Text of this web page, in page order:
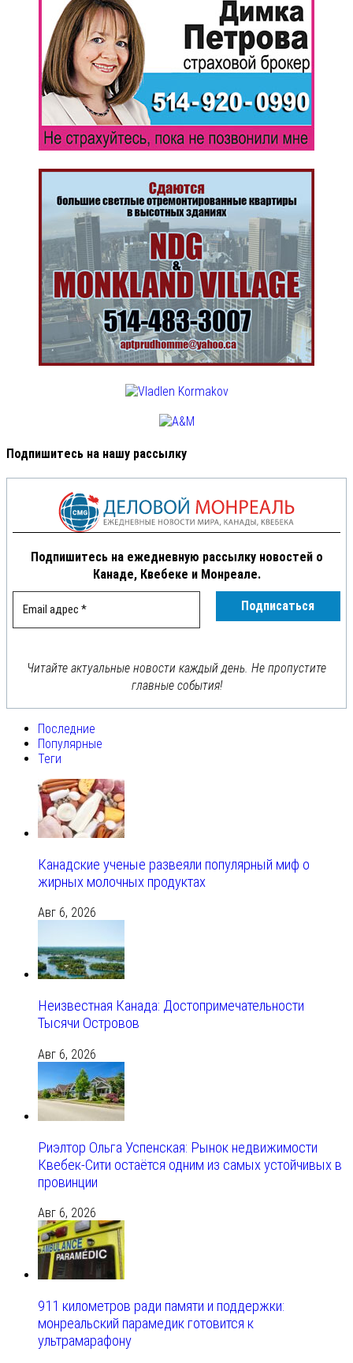
Подпишитесь на нашу рассылку
Подпишитесь на ежедневную рассылку новостей о
Канаде, Квебеке и Монреале.
Читайте актуальные новости каждый день. Не пропустите
главные события!
Последние
Популярные
Теги
Канадские ученые развеяли популярный миф о
жирных молочных продуктах
Авг 6, 2026
Неизвестная Канада: Достопримечательности
Тысячи Островов
Авг 6, 2026
Риэлтор Ольга Успенская: Рынок недвижимости
Квебек-Сити остаётся одним из самых устойчивых в
провинции
Авг 6, 2026
911 километров ради памяти и поддержки:
монреальский парамедик готовится к
ультрамарафону